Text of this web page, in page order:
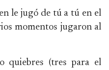
le jugó de tú a tú en el
momentos jugaron al
quiebres (tres para el